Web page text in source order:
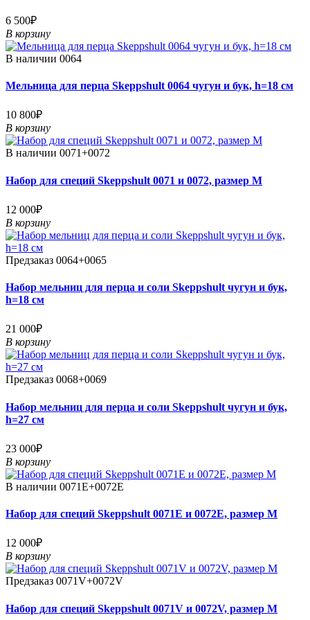
6 500₽
В корзину
В наличии 0064
Мельница для перца Skeppshult 0064 чугун и бук, h=18 см
10 800₽
В корзину
В наличии 0071+0072
Набор для специй Skeppshult 0071 и 0072, размер M
12 000₽
В корзину
Предзаказ 0064+0065
Набор мельниц для перца и соли Skeppshult чугун и бук,
h=18 см
21 000₽
В корзину
Предзаказ 0068+0069
Набор мельниц для перца и соли Skeppshult чугун и бук,
h=27 см
23 000₽
В корзину
В наличии 0071E+0072E
Набор для специй Skeppshult 0071E и 0072E, размер M
12 000₽
В корзину
Предзаказ 0071V+0072V
Набор для специй Skeppshult 0071V и 0072V, размер M